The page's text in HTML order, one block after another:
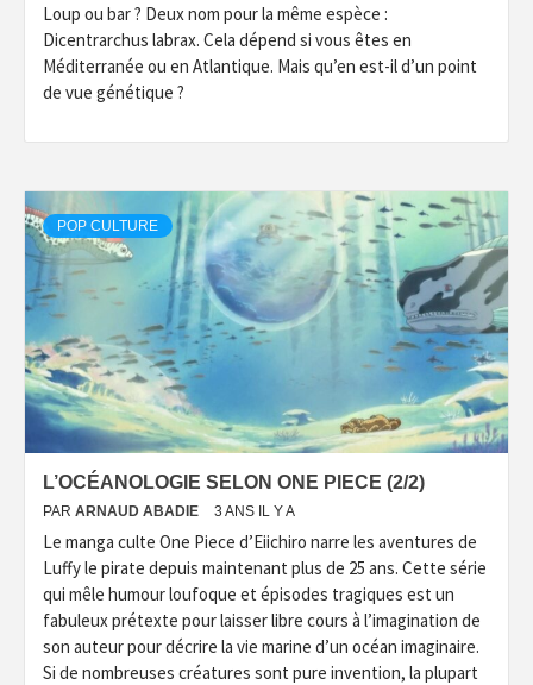
Loup ou bar ? Deux nom pour la même espèce :
Dicentrarchus labrax. Cela dépend si vous êtes en
Méditerranée ou en Atlantique. Mais qu’en est-il d’un point
de vue génétique ?
POP CULTURE
L’OCÉANOLOGIE SELON ONE PIECE (2/2)
PAR ARNAUD ABADIE 3 ANS IL Y A
Le manga culte One Piece d’Eiichiro narre les aventures de
Luffy le pirate depuis maintenant plus de 25 ans. Cette série
qui mêle humour loufoque et épisodes tragiques est un
fabuleux prétexte pour laisser libre cours à l’imagination de
son auteur pour décrire la vie marine d’un océan imaginaire.
Si de nombreuses créatures sont pure invention, la plupart